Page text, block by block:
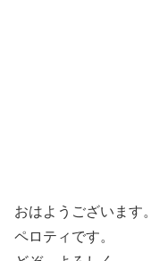
おはようございます。
ペロティです。